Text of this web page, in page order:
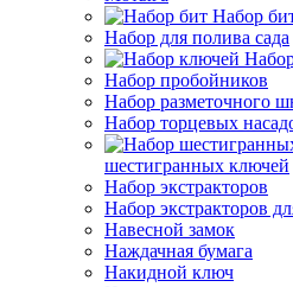
Набор
Набор для полива сада
Набор пробойников
Набор разметочного
Набор торцевых
шестигранных ключей
Набор экстракторов
Набор экстракторов
Навесной замок
Наждачная бумага
Накидной ключ